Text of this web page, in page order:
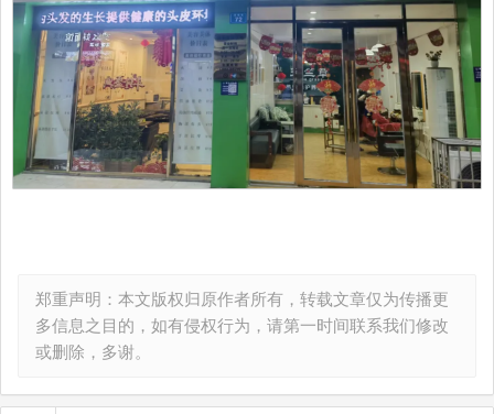
郑重声明：本文版权归原作者所有，转载文章仅为传播更
多信息之目的，如有侵权行为，请第一时间联系我们修改
或删除，多谢。